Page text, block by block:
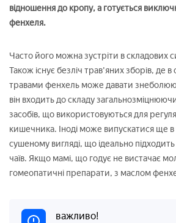
відношення до кропу, а готується
фенхеля.
Часто його можна зустріти в складових
Також існує безліч трав'яних зборів, де в
травами фенхель може давати
він входить до складу
засобів, що використовуються для
кишечника. Іноді може випускатися ще
сушеному вигляді, що ідеально
чаїв. Якщо мамі, що годує не вистачає
гомеопатичні препарати, з маслом
важливо!